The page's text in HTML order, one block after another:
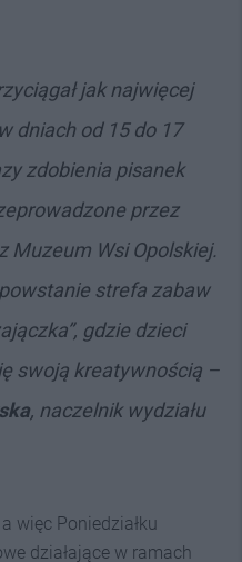
jak najwięcej
dniach od 15 do 17
zdobienia pisanek
przez
Muzeum Wsi Opolskiej.
strefa zabaw
gdzie dzieci
swoją kreatywnością –
, naczelnik wydziału
więc Poniedziałku
działające w ramach